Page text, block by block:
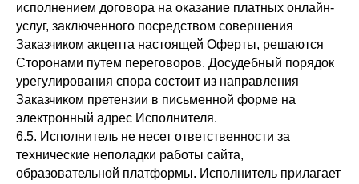
исполнением договора на оказание платных онлайн-
услуг, заключенного посредством совершения
Заказчиком акцепта настоящей Оферты, решаются
Сторонами путем переговоров. Досудебный порядок
урегулирования спора состоит из направления
Заказчиком претензии в письменной форме на
электронный адрес Исполнителя.
6.5. Исполнитель не несет ответственности за
технические неполадки работы сайта,
образовательной платформы. Исполнитель прилагает